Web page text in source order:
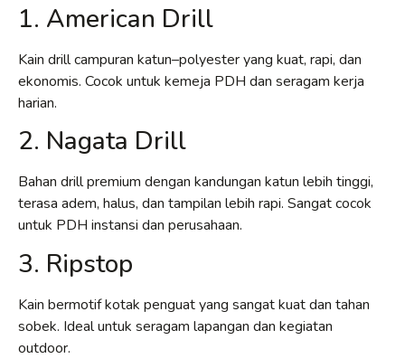
1. American Drill
Kain drill campuran katun–polyester yang kuat, rapi, dan
ekonomis. Cocok untuk kemeja PDH dan seragam kerja
harian.
2. Nagata Drill
Bahan drill premium dengan kandungan katun lebih tinggi,
terasa adem, halus, dan tampilan lebih rapi. Sangat cocok
untuk PDH instansi dan perusahaan.
3. Ripstop
Kain bermotif kotak penguat yang sangat kuat dan tahan
sobek. Ideal untuk seragam lapangan dan kegiatan
outdoor.